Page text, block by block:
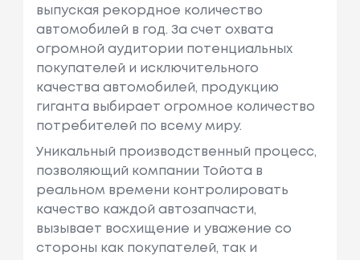
выпуская рекордное количество
автомобилей в год. За счет охвата
огромной аудитории потенциальных
покупателей и исключительного
качества автомобилей, продукцию
гиганта выбирает огромное количество
потребителей по всему миру.
Уникальный производственный процесс,
позволяющий компании Тойота в
реальном времени контролировать
качество каждой автозапчасти,
вызывает восхищение и уважение со
стороны как покупателей, так и